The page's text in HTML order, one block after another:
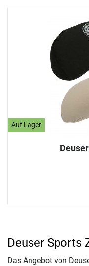
Auf Lager
Deuser Sports
Das Angebot von